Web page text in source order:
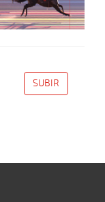
SUBIR